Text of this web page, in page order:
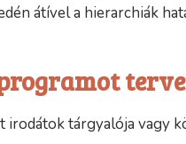
átível a hierarchiák
irodátok tárgyalója vagy